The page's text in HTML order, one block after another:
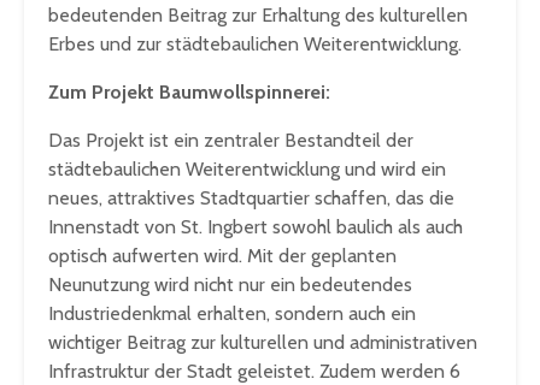
bedeutenden Beitrag zur Erhaltung des kulturellen
Erbes und zur städtebaulichen Weiterentwicklung.
Zum Projekt Baumwollspinnerei:
Das Projekt ist ein zentraler Bestandteil der
städtebaulichen Weiterentwicklung und wird ein
neues, attraktives Stadtquartier schaffen, das die
Innenstadt von St. Ingbert sowohl baulich als auch
optisch aufwerten wird. Mit der geplanten
Neunutzung wird nicht nur ein bedeutendes
Industriedenkmal erhalten, sondern auch ein
wichtiger Beitrag zur kulturellen und administrativen
Infrastruktur der Stadt geleistet. Zudem werden 6